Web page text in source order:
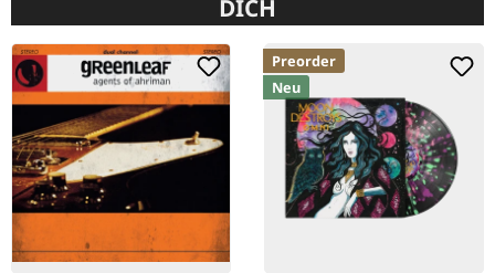
DICH
Preorder
Neu